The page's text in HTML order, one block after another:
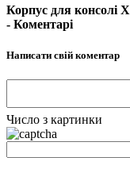
Корпус для консолі
- Коментарі
Написати свій коментар
Число з картинки